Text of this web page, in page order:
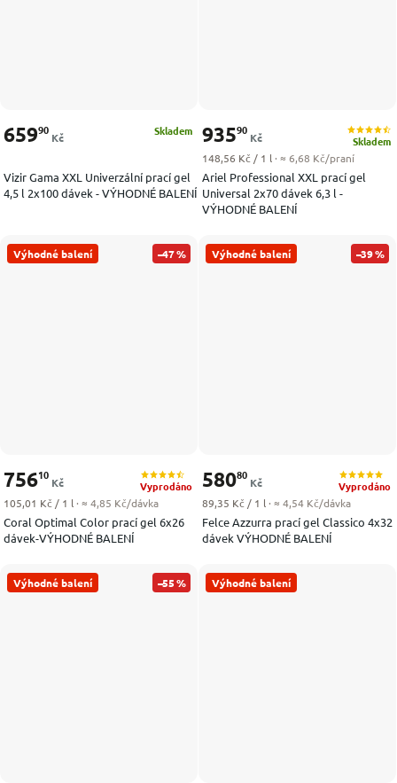
Vizir Gama XXL Univerzální prací gel
4,5 l 2x100 dávek - VÝHODNÉ BALENÍ
Skladem
65990
Kč
Ariel Professional XXL prací gel
Universal 2x70 dávek 6,3 l -
VÝHODNÉ BALENÍ
Skladem
93590
Kč
Měrná cena:
148,56 Kč / 1 l · ≈ 6,68 Kč/praní
Výhodné balení –47 %
Coral Optimal Color prací gel 6x26
dávek-VÝHODNÉ BALENÍ
Vyprodáno
75610
Kč
Měrná cena:
105,01 Kč / 1 l · ≈ 4,85 Kč/dávka
Výhodné balení –39 %
Felce Azzurra prací gel Classico 4x32
dávek VÝHODNÉ BALENÍ
Vyprodáno
58080
Kč
Měrná cena:
89,35 Kč / 1 l · ≈ 4,54 Kč/dávka
Výhodné balení –55 % Výhodné balení